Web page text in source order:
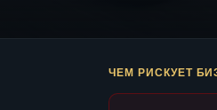
ЧЕМ РИСКУЕТ